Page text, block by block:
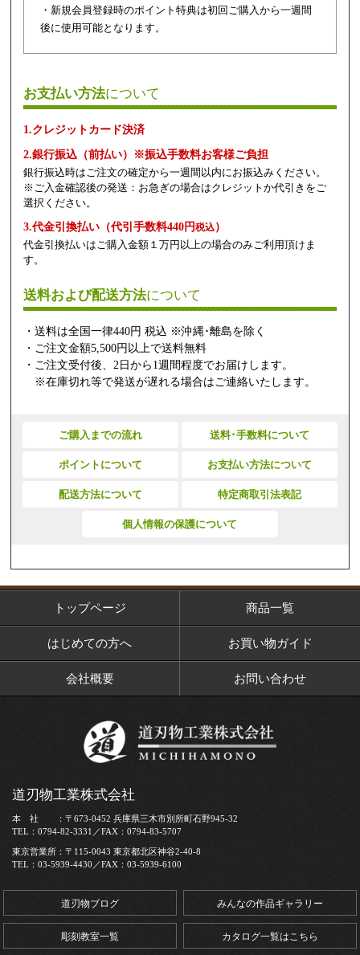
・新規会員登録時のポイント特典は初回ご購入から一週間
後に使用可能となります。
お支払い方法について
1.クレジットカード決済
2.銀行振込（前払い）※振込手数料お客様ご負担
銀行振込時はご注文の確定から一週間以内にお振込みください。
※ご入金確認後の発送：お急ぎの場合はクレジットか代引きをご
選択ください。
3.代金引換払い（代引手数料440円税込）
代金引換払いはご購入金額１万円以上の場合のみご利用頂けま
す。
送料および配送方法について
・送料は全国一律440円 税込 ※沖縄･離島を除く
・ご注文金額5,500円以上で送料無料
・ご注文受付後、2日から1週間程度でお届けします。
※在庫切れ等で発送が遅れる場合はご連絡いたします。
ご購入までの流れ 送料･手数料について
ポイントについて お支払い方法について
配送方法について 特定商取引法表記
個人情報の保護について
トップページ 商品一覧
はじめての方へ お買い物ガイド
会社概要 お問い合わせ
道刃物工業株式会社
本 社 ：〒673-0452 兵庫県三木市別所町石野945-32
TEL：0794-82-3331／FAX：0794-83-5707
東京営業所：〒115-0043 東京都北区神谷2-40-8
TEL：03-5939-4430／FAX：03-5939-6100
道刃物ブログ みんなの作品ギャラリー
彫刻教室一覧 カタログ一覧はこちら